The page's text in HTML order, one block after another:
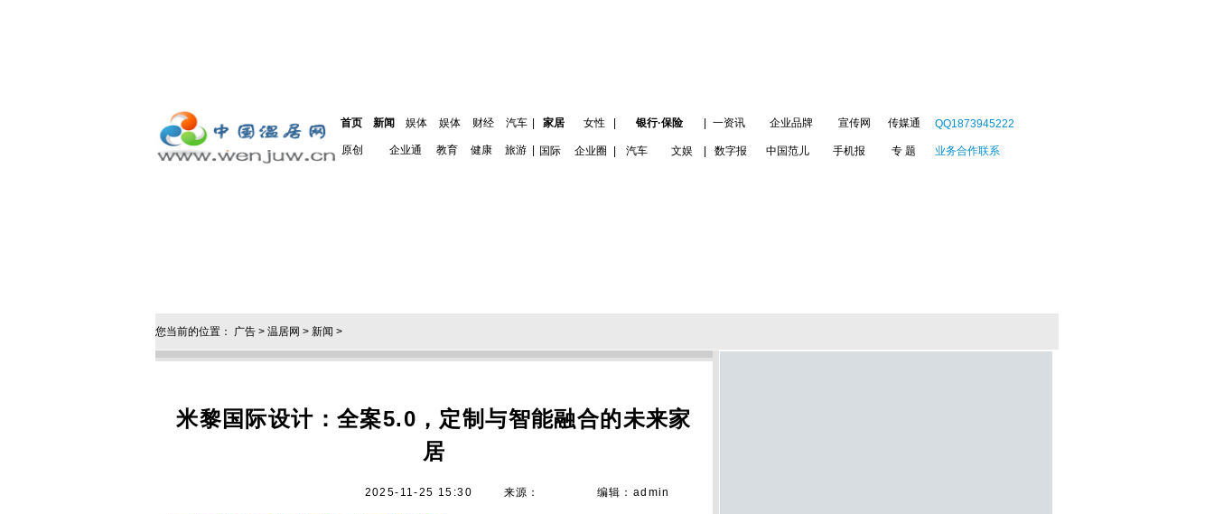
首页 新闻 娱体 娱体 财经 汽车 家居 女性 银行·保险 一资讯 企业品牌 宣传网 传媒通
原创 企业通 教育 健康 旅游 国际 企业圈 汽车 文娱 数字报 中国范儿 手机报 专 题
QQ1873945222
业务合作联系
您当前的位置： 广告 > 温居网 > 新闻 >
米黎国际设计：全案5.0，定制与智能融合的未来家
居
2025-11-25 15:30 来源： 编辑：admin